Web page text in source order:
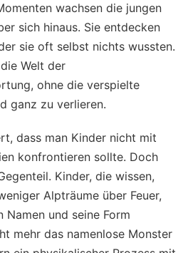
wachsen die jungen
sich hinaus. Sie entdecken
sie oft selbst nichts wussten.
Welt der
ohne die verspielte
ganz zu verlieren.
dass man Kinder nicht mit
konfrontieren sollte. Doch
Kinder, die wissen,
Alpträume über Feuer,
Namen und seine Form
mehr das namenlose Monster